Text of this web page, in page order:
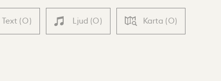
Text (0) Ljud (0) Karta (0)